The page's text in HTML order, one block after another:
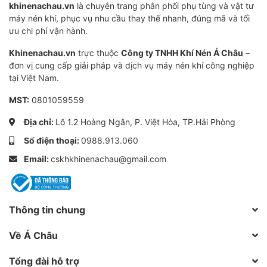
cùng trong trường hợp mất điện.
Cải thiện môi trường làm việc
Hoạt động thầm lặng thấp đến 65 dBA cho phép
hơn
Hệ thống không khí toàn phần
tùy chọn (TAS)
Làm sạch, làm khô không khí trong một gói duy
khinenachau.vn là chuyên trang phân phối phụ tùng và vật tư
máy nén khí, phục vụ nhu cầu thay thế nhanh, đúng mã và tối
ưu chi phí vận hành.
Khinenachau.vn trực thuộc Công ty TNHH Khí Nén Á Châu –
đơn vị cung cấp giải pháp và dịch vụ máy nén khí công nghiệp
tại Việt Nam.
MST: 0801059559
Địa chỉ: Lô 1.2 Hoàng Ngân, P. Việt Hòa, TP.Hải Phòng
Số điện thoại:0988.913.060
Email:cskhkhinenachau@gmail.com
Thông tin chung
Về Á Châu
Tổng đài hỗ trợ